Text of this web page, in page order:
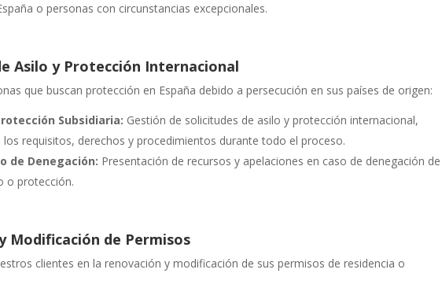
o personas con circunstancias excepcionales.
Asilo y Protección Internacional
que buscan protección en España debido a persecución en sus países de origen:
Subsidiaria: Gestión de solicitudes de asilo y protección internacional,
requisitos, derechos y procedimientos durante todo el proceso.
de Denegación: Presentación de recursos y apelaciones en caso de denegación de
o protección.
Modificación de Permisos
clientes en la renovación y modificación de sus permisos de residencia o